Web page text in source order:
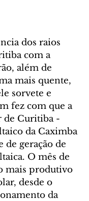
dos raios
com a
além de
mais quente,
sorvete e
fez com que a
de Curitiba -
da Caximba
de geração de
O mês de
mais produtivo
desde o
da